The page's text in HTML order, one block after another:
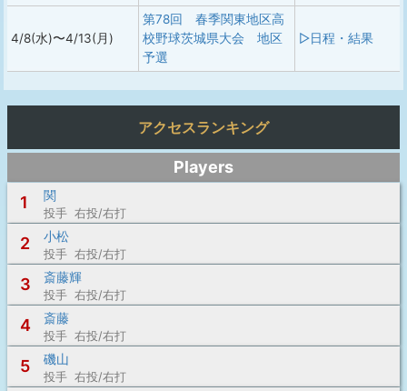
4/8(水)〜4/13(月)
第78回 春季関東地区高
校野球茨城県大会 地区
予選
▷日程・結果
アクセスランキング
Players
1
関
投手 右投/右打
2 小松
投手 右投/右打
3 斎藤輝
投手 右投/右打
4 斎藤
投手 右投/右打
5 磯山
投手 右投/右打